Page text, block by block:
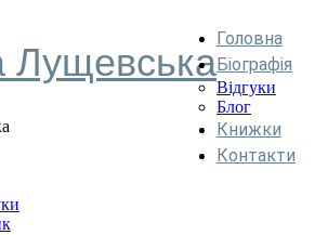
Лущевська
Головна
Біографія
Відгуки
Блог
Книжки
Контакти